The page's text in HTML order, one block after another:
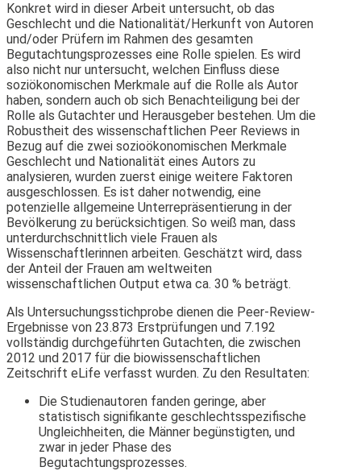
Konkret wird in dieser Arbeit untersucht, ob das
Geschlecht und die Nationalität/Herkunft von Autoren
und/oder Prüfern im Rahmen des gesamten
Begutachtungsprozesses eine Rolle spielen. Es wird
also nicht nur untersucht, welchen Einfluss diese
soziökonomischen Merkmale auf die Rolle als Autor
haben, sondern auch ob sich Benachteiligung bei der
Rolle als Gutachter und Herausgeber bestehen. Um die
Robustheit des wissenschaftlichen Peer Reviews in
Bezug auf die zwei sozioökonomischen Merkmale
Geschlecht und Nationalität eines Autors zu
analysieren, wurden zuerst einige weitere Faktoren
ausgeschlossen. Es ist daher notwendig, eine
potenzielle allgemeine Unterrepräsentierung in der
Bevölkerung zu berücksichtigen. So weiß man, dass
unterdurchschnittlich viele Frauen als
Wissenschaftlerinnen arbeiten. Geschätzt wird, dass
der Anteil der Frauen am weltweiten
wissenschaftlichen Output etwa ca. 30 % beträgt.
Als Untersuchungsstichprobe dienen die Peer-Review-
Ergebnisse von 23.873 Erstprüfungen und 7.192
vollständig durchgeführten Gutachten, die zwischen
2012 und 2017 für die biowissenschaftlichen
Zeitschrift eLife verfasst wurden. Zu den Resultaten:
Die Studienautoren fanden geringe, aber
statistisch signifikante geschlechtsspezifische
Ungleichheiten, die Männer begünstigten, und
zwar in jeder Phase des
Begutachtungsprozesses.